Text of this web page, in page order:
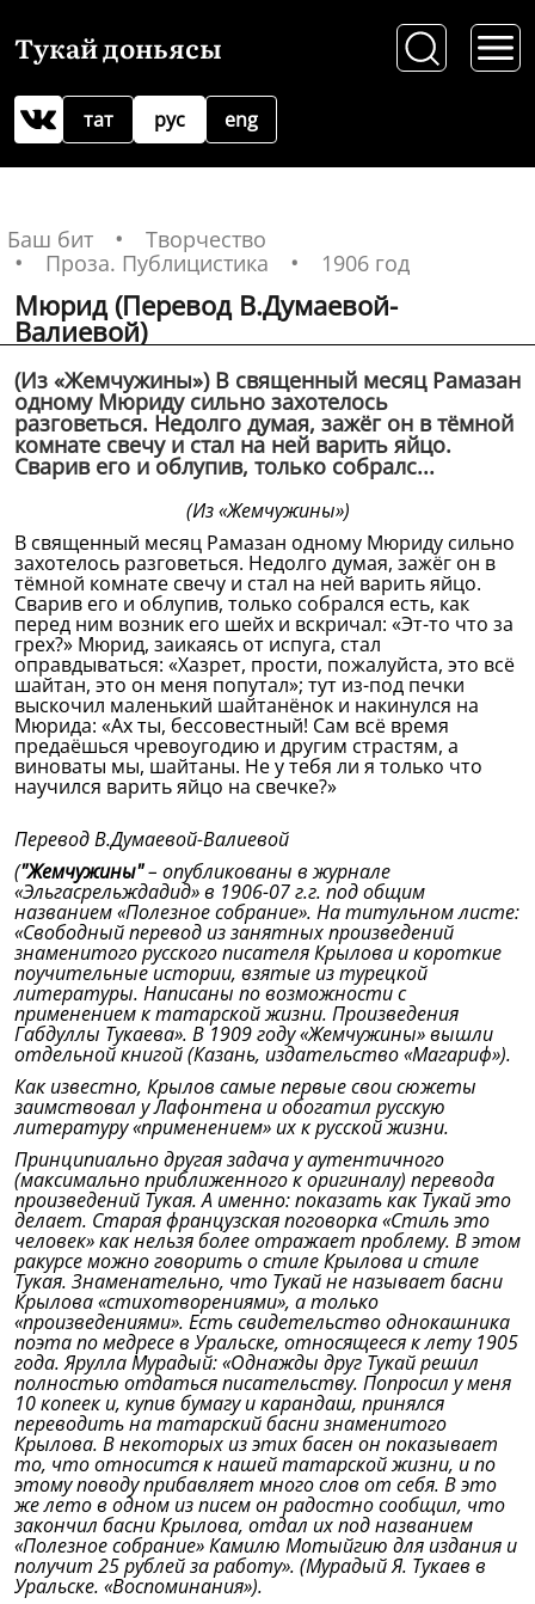
Тукай доньясы
рус
тат eng
Баш бит
Творчество
Проза. Публицистика
1906 год
Мюрид (Перевод В.Думаевой-
Валиевой)
(Из «Жемчужины») В священный месяц Рамазан
одному Мюриду сильно захотелось
разговеться. Недолго думая, зажёг он в тёмной
комнате свечу и стал на ней варить яйцо.
Сварив его и облупив, только собралс...
(Из «Жемчужины»)
В священный месяц Рамазан одному Мюриду сильно
захотелось разговеться. Недолго думая, зажёг он в
тёмной комнате свечу и стал на ней варить яйцо.
Сварив его и облупив, только собрался есть, как
перед ним возник его шейх и вскричал: «Эт-то что за
грех?» Мюрид, заикаясь от испуга, стал
оправдываться: «Хазрет, прости, пожалуйста, это всё
шайтан, это он меня попутал»; тут из-под печки
выскочил маленький шайтанёнок и накинулся на
Мюрида: «Ах ты, бессовестный! Сам всё время
предаёшься чревоугодию и другим страстям, а
виноваты мы, шайтаны. Не у тебя ли я только что
научился варить яйцо на свечке?»
Перевод В.Думаевой-Валиевой
("Жемчужины"– опубликованы в журнале
«Эльгасрельждадид» в 1906-07 г.г. под общим
названием «Полезное собрание». На титульном листе:
«Свободный перевод из занятных произведений
знаменитого русского писателя Крылова и короткие
поучительные истории, взятые из турецкой
литературы. Написаны по возможности с
применением к татарской жизни. Произведения
Габдуллы Тукаева». В 1909 году «Жемчужины» вышли
отдельной книгой (Казань, издательство «Магариф»).
Как известно, Крылов самые первые свои сюжеты
заимствовал у Лафонтена и обогатил русскую
литературу «применением» их к русской жизни.
Принципиально другая задача у аутентичного
(максимально приближенного к оригиналу) перевода
произведений Тукая. А именно: показать как Тукай это
делает. Старая французская поговорка «Стиль это
человек» как нельзя более отражает проблему. В этом
ракурсе можно говорить о стиле Крылова и стиле
Тукая. Знаменательно, что Тукай не называет басни
Крылова «стихотворениями», а только
«произведениями». Есть свидетельство однокашника
поэта по медресе в Уральске, относящееся к лету 1905
года. Ярулла Мурадый: «Однажды друг Тукай решил
полностью отдаться писательству. Попросил у меня
10 копеек и, купив бумагу и карандаш, принялся
переводить на татарский басни знаменитого
Крылова. В некоторых из этих басен он показывает
то, что относится к нашей татарской жизни, и по
этому поводу прибавляет много слов от себя. В это
же лето в одном из писем он радостно сообщил, что
закончил басни Крылова, отдал их под названием
«Полезное собрание» Камилю Мотыйгию для издания и
получит 25 рублей за работу». (Мурадый Я. Тукаев в
Уральске. «Воспоминания»).